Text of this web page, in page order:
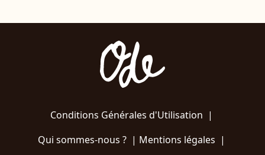
Conditions Générales d'Utilisation |
Qui sommes-nous ?| Mentions légales |